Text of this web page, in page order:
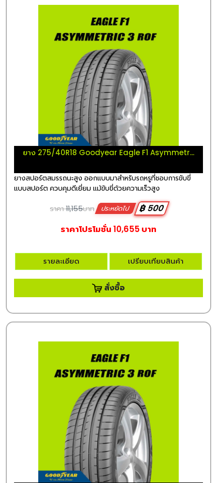
ยาง 275/40R18 Goodyear Eagle F1 Asymmetr...
ยางสปอร์ตสมรรถนะสูง ออกแบบมาสำหรับรถหรูที่ชอบการขับขี่
แบบสปอร์ต ควบคุมดีเยี่ยม แม้ขับขี่ด้วยความเร็วสูง
ราคา11,155บาท ประหยัดไป
฿ 500
ราคาโปรโมชั่น 10,655 บาท
รายละเอียด เปรียบเทียบสินค้า
สั่งซื้อ